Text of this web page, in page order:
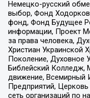
Немецко-русский
выбор, Фонд
фонд, Фонд Будущее
информации, Проект
за права человека,
Христиан Украинской
Поколение, Духовное
Библейский Колледж,
движение, Всемирный
Предприятий,
сеть организаций по